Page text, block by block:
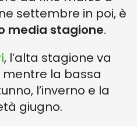
settembre in poi, è
media stagione.
, l’alta stagione va
la bassa
l’inverno e la
giugno.